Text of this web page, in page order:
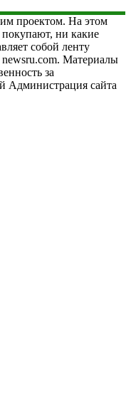
проектом. На этом
покупают, ни какие
собой ленту
newsru.com. Материалы
за
Администрация сайта